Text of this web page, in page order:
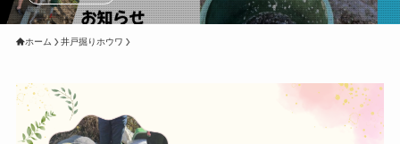
ホーム 井戸掘りホウワ